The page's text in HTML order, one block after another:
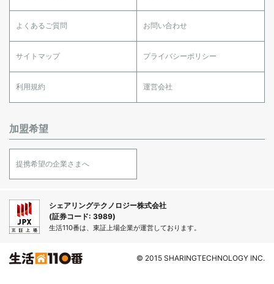
よくあるご質問 お問い合わせ
サイトマップ プライバシーポリシー
利用規約 運営会社
加盟希望
提携希望の企業さまへ
シェアリングテクノロジー株式会社
(証券コード: 3989)
生活110番は、東証上場企業が運営しております。
© 2015 SHARINGTECHNOLOGY INC.